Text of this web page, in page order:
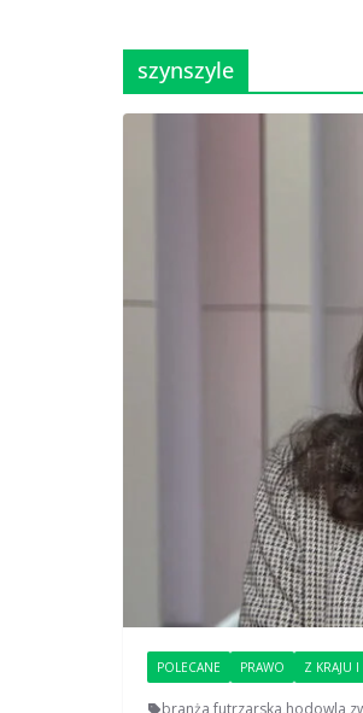
szynszyle
POLECANE PRAWO Z KRAJU I